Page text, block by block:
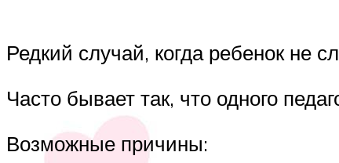
Редкий случай, когда ребенок не
Часто бывает так, что одного
Возможные причины: